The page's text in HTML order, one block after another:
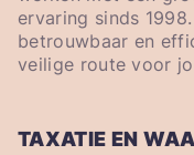
ervaring sinds
betrouwbaar en
veilige route voor
TAXATIE EN